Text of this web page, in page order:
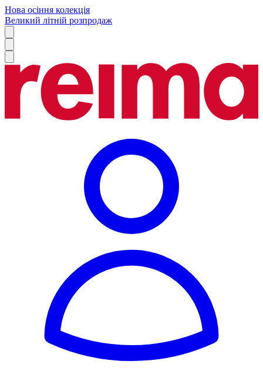
Нова осіння колекція
Великий літній розпродаж